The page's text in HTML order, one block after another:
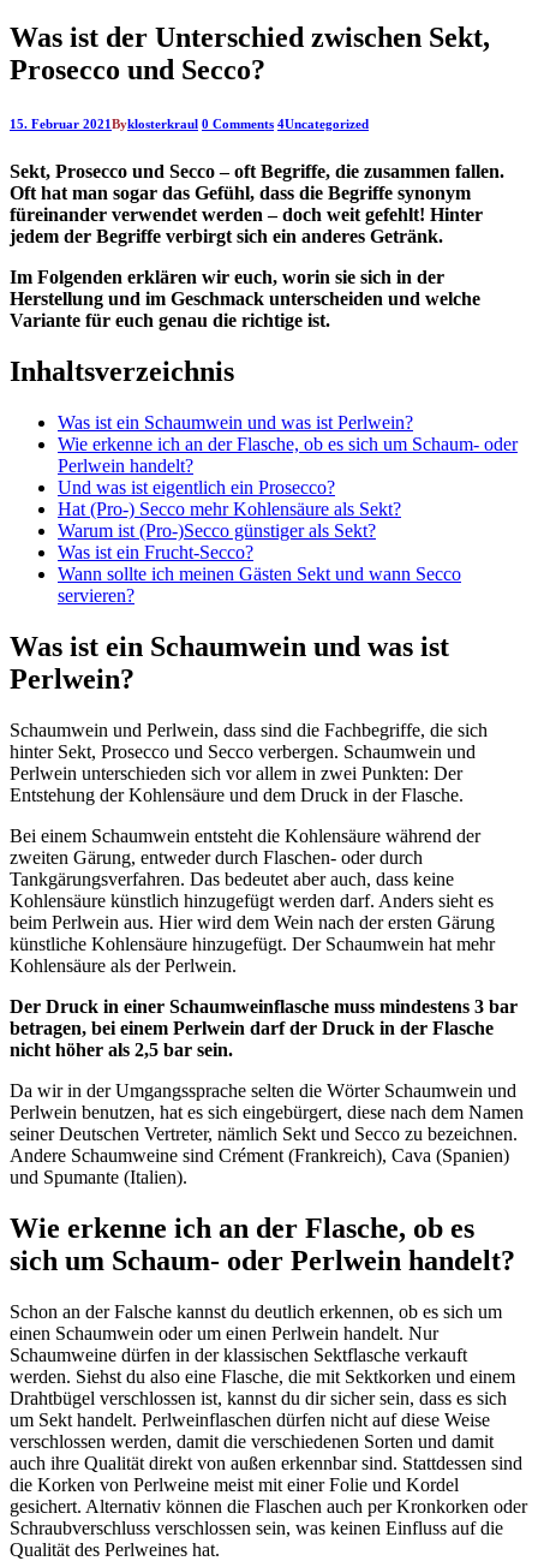
Was ist der Unterschied zwischen Sekt,
Prosecco und Secco?
15. Februar 2021Byklosterkraul 0 Comments 4Uncategorized
Sekt, Prosecco und Secco – oft Begriffe, die zusammen fallen.
Oft hat man sogar das Gefühl, dass die Begriffe synonym
füreinander verwendet werden – doch weit gefehlt! Hinter
jedem der Begriffe verbirgt sich ein anderes Getränk.
Im Folgenden erklären wir euch, worin sie sich in der
Herstellung und im Geschmack unterscheiden und welche
Variante für euch genau die richtige ist.
Inhaltsverzeichnis
Was ist ein Schaumwein und was ist Perlwein?
Wie erkenne ich an der Flasche, ob es sich um Schaum- oder
Perlwein handelt?
Und was ist eigentlich ein Prosecco?
Hat (Pro-) Secco mehr Kohlensäure als Sekt?
Warum ist (Pro-)Secco günstiger als Sekt?
Was ist ein Frucht-Secco?
Wann sollte ich meinen Gästen Sekt und wann Secco
servieren?
Was ist ein Schaumwein und was ist
Perlwein?
Schaumwein und Perlwein, dass sind die Fachbegriffe, die sich
hinter Sekt, Prosecco und Secco verbergen. Schaumwein und
Perlwein unterschieden sich vor allem in zwei Punkten: Der
Entstehung der Kohlensäure und dem Druck in der Flasche.
Bei einem Schaumwein entsteht die Kohlensäure während der
zweiten Gärung, entweder durch Flaschen- oder durch
Tankgärungsverfahren. Das bedeutet aber auch, dass keine
Kohlensäure künstlich hinzugefügt werden darf. Anders sieht es
beim Perlwein aus. Hier wird dem Wein nach der ersten Gärung
künstliche Kohlensäure hinzugefügt. Der Schaumwein hat mehr
Kohlensäure als der Perlwein.
Der Druck in einer Schaumweinflasche muss mindestens 3 bar
betragen, bei einem Perlwein darf der Druck in der Flasche
nicht höher als 2,5 bar sein.
Da wir in der Umgangssprache selten die Wörter Schaumwein und
Perlwein benutzen, hat es sich eingebürgert, diese nach dem Namen
seiner Deutschen Vertreter, nämlich Sekt und Secco zu bezeichnen.
Andere Schaumweine sind Crément (Frankreich), Cava (Spanien)
und Spumante (Italien).
Wie erkenne ich an der Flasche, ob es
sich um Schaum- oder Perlwein handelt?
Schon an der Falsche kannst du deutlich erkennen, ob es sich um
einen Schaumwein oder um einen Perlwein handelt. Nur
Schaumweine dürfen in der klassischen Sektflasche verkauft
werden. Siehst du also eine Flasche, die mit Sektkorken und einem
Drahtbügel verschlossen ist, kannst du dir sicher sein, dass es sich
um Sekt handelt. Perlweinflaschen dürfen nicht auf diese Weise
verschlossen werden, damit die verschiedenen Sorten und damit
auch ihre Qualität direkt von außen erkennbar sind. Stattdessen sind
die Korken von Perlweine meist mit einer Folie und Kordel
gesichert. Alternativ können die Flaschen auch per Kronkorken oder
Schraubverschluss verschlossen sein, was keinen Einfluss auf die
Qualität des Perlweines hat.